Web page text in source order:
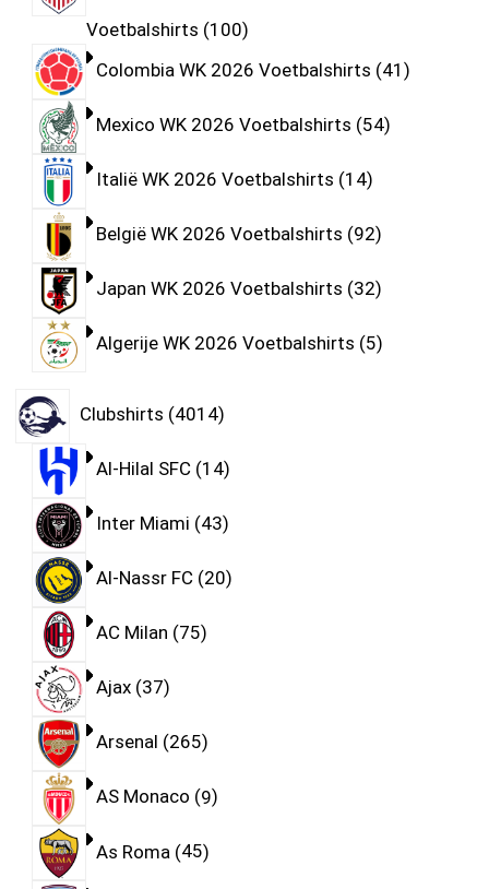
Voetbalshirts 100
Colombia WK 2026 Voetbalshirts 41
Mexico WK 2026 Voetbalshirts 54
Italië WK 2026 Voetbalshirts 14
België WK 2026 Voetbalshirts 92
Japan WK 2026 Voetbalshirts 32
Algerije WK 2026 Voetbalshirts 5
Clubshirts 4014
Al-Hilal SFC 14
Inter Miami 43
Al-Nassr FC 20
AC Milan 75
Ajax 37
Arsenal 265
AS Monaco 9
As Roma 45